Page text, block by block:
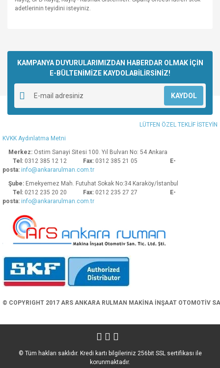
adetlerinin teyidini isteyiniz.
Yorum Yaz
kullanarak tarafımıza iletebilirsiniz.
Görüş ve önerileriniz için teşekkür ederiz.
Ürün resmi kalitesiz, bozuk veya görüntülenemiyor.
Ürün açıklamasında eksik bilgiler bulunuyor.
Ürün bilgilerinde hatalar bulunuyor.
Ürün fiyatı diğer sitelerden daha pahalı.
Bu ürüne benzer farklı alternatifler olmalı.
KAMPANYA DUYURULARIMIZDAN HABERDAR OLMAK İÇİN
E-BÜLTENİMİZE KAYDOLABİLİRSİNİZ!
KAYDOL
LÜTFEN ÖZEL TEKLİF İSTEYİN
KVKK Aydınlatma Metni
Merkez: Ostim Sanayi Sitesi 100. Yıl Bulvarı No: 54 Ankara
Tel: 0312 385 12 12 Fax: 0312 385 21 05
E-
posta: info@ankararulman.com.tr
Şube: Emekyemez Mah. Futuhat Sokak No:34 Karaköy/İstanbul
Tel: 0212 235 20 20 Fax: 0212 235 27 27
E-
posta: info@ankararulman.com.tr
© COPYRIGHT 2017 ARS ANKARA RULMAN MAKİNA İNŞAAT OTOMOTİV
© Tüm hakları saklıdır. Kredi kartı bilgileriniz 256bit SSL sertifikası ile
korunmaktadır.